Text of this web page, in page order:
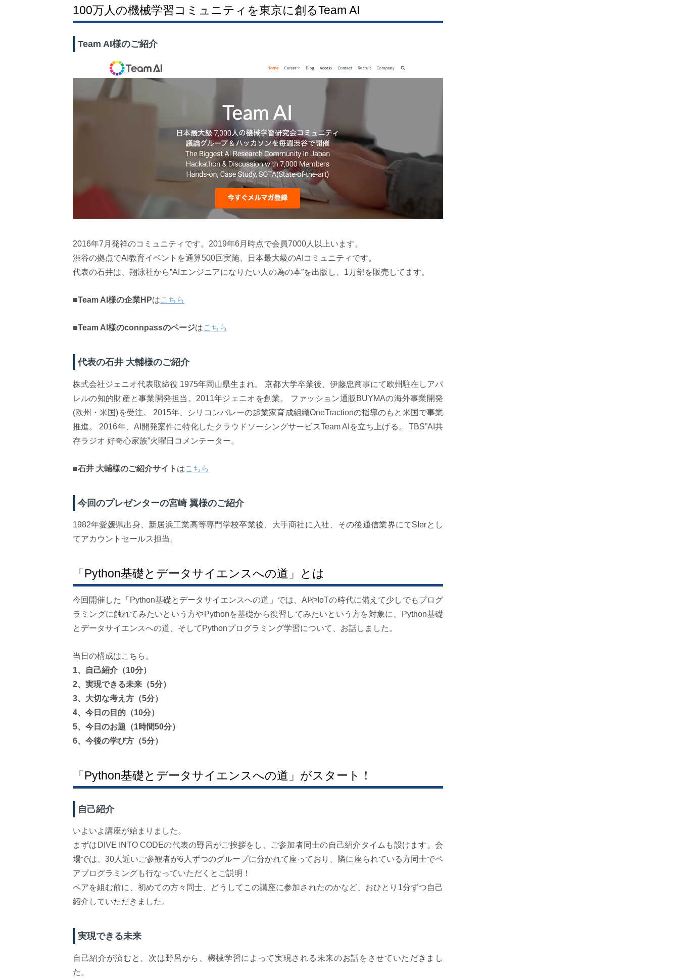
100万人の機械学習コミュニティを東京に創るTeam AI
Team AI様のご紹介
2016年7月発祥のコミュニティです。2019年6月時点で会員7000人以上います。
渋谷の拠点でAI教育イベントを通算500回実施、日本最大級のAIコミュニティです。
代表の石井は、翔泳社から”AIエンジニアになりたい人の為の本”を出版し、1万部を販売してます。
■Team AI様の企業HPはこちら
■Team AI様のconnpassのページはこちら
代表の石井 大輔様のご紹介
株式会社ジェニオ代表取締役 1975年岡山県生まれ。 京都大学卒業後、伊藤忠商事にて欧州駐在しアパ
レルの知的財産と事業開発担当。2011年ジェニオを創業。 ファッション通販BUYMAの海外事業開発
(欧州・米国)を受注。 2015年、シリコンバレーの起業家育成組織OneTractionの指導のもと米国で事業
推進。 2016年、AI開発案件に特化したクラウドソーシングサービスTeam AIを立ち上げる。 TBS”AI共
存ラジオ 好奇心家族”火曜日コメンテーター。
■石井 大輔様のご紹介サイト はこちら
今回のプレゼンターの宮崎 翼様のご紹介
1982年愛媛県出身、新居浜工業高等専門学校卒業後、大手商社に入社、その後通信業界にてSIerとし
てアカウントセールス担当。
「Python基礎とデータサイエンスへの道」とは
今回開催した「Python基礎とデータサイエンスへの道」では、AIやIoTの時代に備えて少しでもプログ
ラミングに触れてみたいという方やPythonを基礎から復習してみたいという方を対象に、Python基礎
とデータサイエンスへの道、そしてPythonプログラミング学習について、お話しました。
当日の構成はこちら。
1、自己紹介（10分）
2、実現できる未来（5分）
3、大切な考え方（5分）
4、今日の目的（10分）
5、今日のお題（1時間50分）
6、今後の学び方（5分）
「Python基礎とデータサイエンスへの道」がスタート！
自己紹介
いよいよ講座が始まりました。
まずはDIVE INTO CODEの代表の野呂がご挨拶をし、ご参加者同士の自己紹介タイムも設けます。会
場では、30人近いご参観者が6人ずつのグループに分かれて座っており、隣に座られている方同士でペ
アプログラミングも行なっていただくとご説明！
ペアを組む前に、初めての方々同士、どうしてこの講座に参加されたのかなど、おひとり1分ずつ自己
紹介していただきました。
実現できる未来
自己紹介が済むと、次は野呂から、機械学習によって実現される未来のお話をさせていただきまし
た。